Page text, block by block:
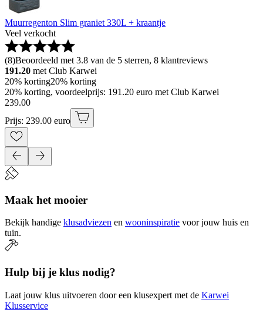
Muurregenton Slim graniet 330L + kraantje
Veel verkocht
(8)Beoordeeld met 3.8 van de 5 sterren, 8 klantreviews
191.20 met Club Karwei
20% korting20% korting
20% korting, voordeelprijs: 191.20 euro met Club Karwei
239.00
Prijs: 239.00 euro
Maak het mooier
Bekijk handige klusadviezen en wooninspiratie voor jouw huis en
tuin.
Hulp bij je klus nodig?
Laat jouw klus uitvoeren door een klusexpert met de Karwei
Klusservice